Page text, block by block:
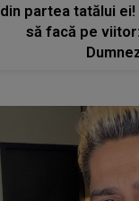
din partea tatălui
să facă pe